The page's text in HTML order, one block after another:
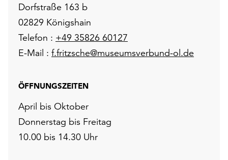
Dorfstraße 163 b
02829 Königshain
Telefon : +49 35826 60127
E-Mail : f.fritzsche@museumsverbund-ol.de
ÖFFNUNGSZEITEN
April bis Oktober
Donnerstag bis Freitag
10.00 bis 14.30 Uhr